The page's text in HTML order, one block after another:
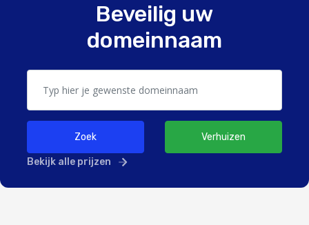
Beveilig uw
domeinnaam
Zoek Verhuizen
Bekijk alle prijzen